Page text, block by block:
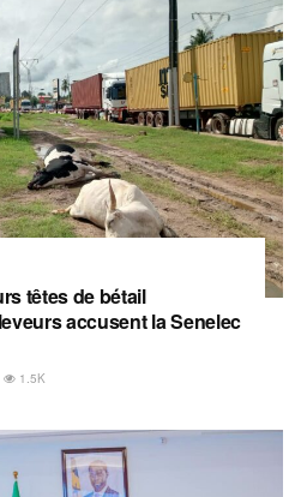
têtes de bétail
accusent la Senelec
1.5K